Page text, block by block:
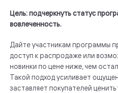
Цель: подчеркнуть статус
вовлеченность.
Дайте участникам программы
доступ к распродаже или
новинки по цене ниже, чем
Такой подход усиливает
заставляет покупателей ценить